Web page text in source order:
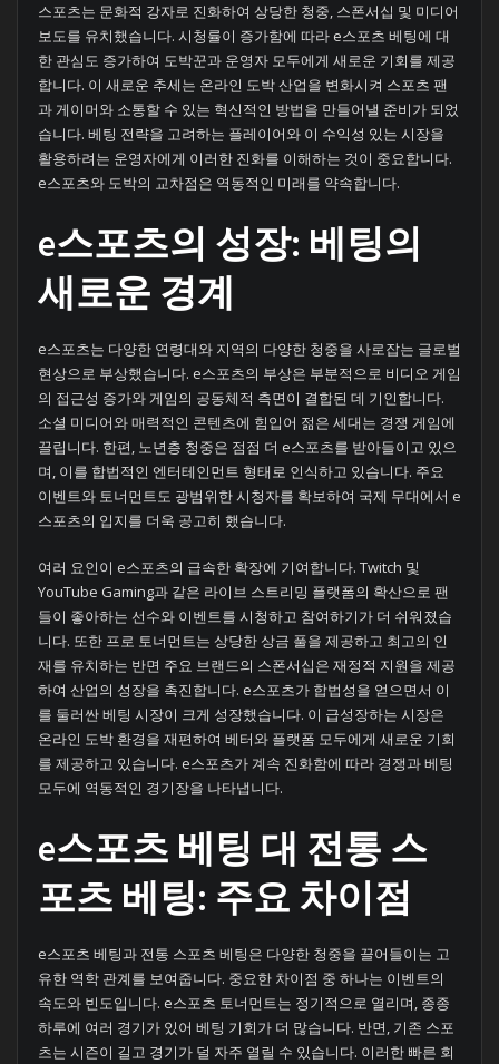
스포츠는 문화적 강자로 진화하여 상당한 청중, 스폰서십 및 미디어
보도를 유치했습니다. 시청률이 증가함에 따라 e스포츠 베팅에 대
한 관심도 증가하여 도박꾼과 운영자 모두에게 새로운 기회를 제공
합니다. 이 새로운 추세는 온라인 도박 산업을 변화시켜 스포츠 팬
과 게이머와 소통할 수 있는 혁신적인 방법을 만들어낼 준비가 되었
습니다. 베팅 전략을 고려하는 플레이어와 이 수익성 있는 시장을
활용하려는 운영자에게 이러한 진화를 이해하는 것이 중요합니다.
e스포츠와 도박의 교차점은 역동적인 미래를 약속합니다.
e스포츠의 성장: 베팅의
새로운 경계
e스포츠는 다양한 연령대와 지역의 다양한 청중을 사로잡는 글로벌
현상으로 부상했습니다. e스포츠의 부상은 부분적으로 비디오 게임
의 접근성 증가와 게임의 공동체적 측면이 결합된 데 기인합니다.
소셜 미디어와 매력적인 콘텐츠에 힘입어 젊은 세대는 경쟁 게임에
끌립니다. 한편, 노년층 청중은 점점 더 e스포츠를 받아들이고 있으
며, 이를 합법적인 엔터테인먼트 형태로 인식하고 있습니다. 주요
이벤트와 토너먼트도 광범위한 시청자를 확보하여 국제 무대에서 e
스포츠의 입지를 더욱 공고히 했습니다.
여러 요인이 e스포츠의 급속한 확장에 기여합니다. Twitch 및
YouTube Gaming과 같은 라이브 스트리밍 플랫폼의 확산으로 팬
들이 좋아하는 선수와 이벤트를 시청하고 참여하기가 더 쉬워졌습
니다. 또한 프로 토너먼트는 상당한 상금 풀을 제공하고 최고의 인
재를 유치하는 반면 주요 브랜드의 스폰서십은 재정적 지원을 제공
하여 산업의 성장을 촉진합니다. e스포츠가 합법성을 얻으면서 이
를 둘러싼 베팅 시장이 크게 성장했습니다. 이 급성장하는 시장은
온라인 도박 환경을 재편하여 베터와 플랫폼 모두에게 새로운 기회
를 제공하고 있습니다. e스포츠가 계속 진화함에 따라 경쟁과 베팅
모두에 역동적인 경기장을 나타냅니다.
e스포츠 베팅 대 전통 스
포츠 베팅: 주요 차이점
e스포츠 베팅과 전통 스포츠 베팅은 다양한 청중을 끌어들이는 고
유한 역학 관계를 보여줍니다. 중요한 차이점 중 하나는 이벤트의
속도와 빈도입니다. e스포츠 토너먼트는 정기적으로 열리며, 종종
하루에 여러 경기가 있어 베팅 기회가 더 많습니다. 반면, 기존 스포
츠는 시즌이 길고 경기가 덜 자주 열릴 수 있습니다. 이러한 빠른 회